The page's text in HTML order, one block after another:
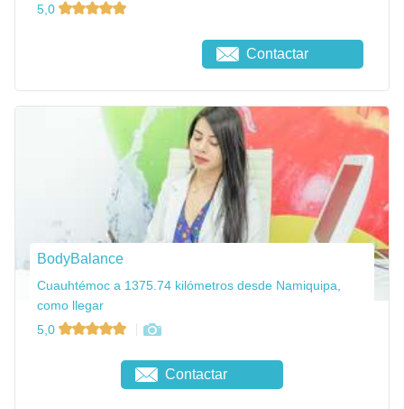
5,0
Contactar
BodyBalance
Cuauhtémoc a 1375.74 kilómetros desde Namiquipa,
como llegar
5,0
Contactar